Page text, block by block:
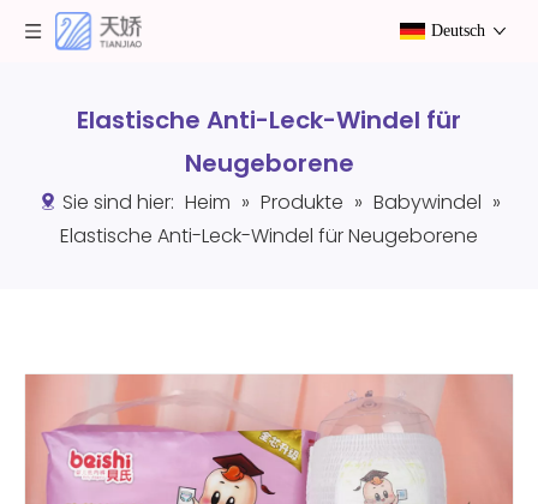
Deutsch
Elastische Anti-Leck-Windel für
Neugeborene
Sie sind hier: Heim » Produkte » Babywindel »
Elastische Anti-Leck-Windel für Neugeborene